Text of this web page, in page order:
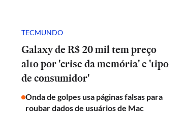
TECMUNDO
Galaxy de R$ 20 mil tem preço
alto por 'crise da memória' e 'tipo
de consumidor'
Onda de golpes usa páginas falsas para
roubar dados de usuários de Mac